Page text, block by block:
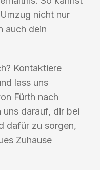
nicht nur
auch dein
Kontaktiere
lass uns
Fürth nach
uns darauf, dir bei
dafür zu sorgen,
Zuhause